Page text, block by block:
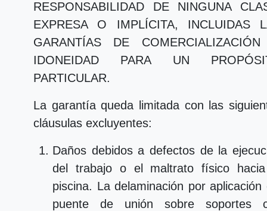
RESPONSABILIDAD DE NINGUNA
EXPRESA O IMPLÍCITA, INCLUIDAS
GARANTÍAS DE
IDONEIDAD PARA UN
PARTICULAR.
La garantía queda limitada con las
cláusulas excluyentes:
Daños debidos a defectos de la
del trabajo o el maltrato físico
piscina. La delaminación por aplicación
puente de unión sobre soportes